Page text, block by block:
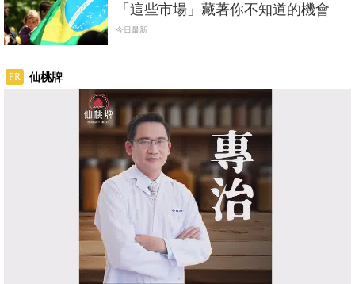
「這些市場」藏著你不知道的機會
今日最新
PR 仙桃牌